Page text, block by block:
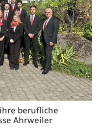
berufliche
Ahrweiler